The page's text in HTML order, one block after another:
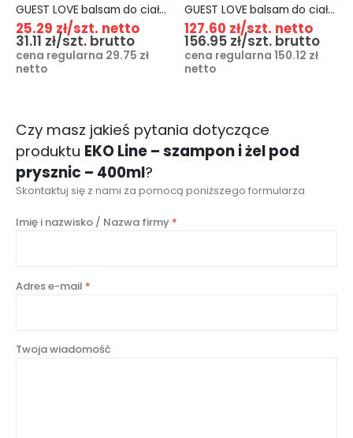
GUEST LOVE balsam do ciała z witaminą E i masłem shea - 480ml
25.29 zł/szt. netto
31.11 zł/szt. brutto
cena regularna 29.75 zł
netto
GUEST LOVE balsam do ciała z witaminą E i masłem shea - 5L
127.60 zł/szt. netto
156.95 zł/szt. brutto
cena regularna 150.12 zł
netto
Czy masz jakieś pytania dotyczące
produktu EKO Line – szampon i żel pod
prysznic – 400ml?
Skontaktuj się z nami za pomocą poniższego formularza
Imię i nazwisko / Nazwa firmy *
Adres e-mail *
Twoja wiadomość